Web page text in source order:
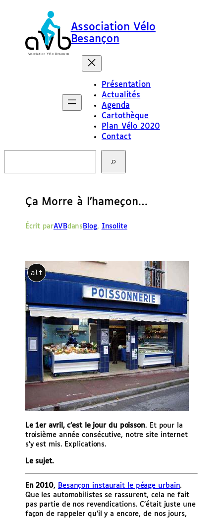
Association Vélo
Besançon
Présentation
Actualités
Agenda
Cartothèque
Plan Vélo 2020
Contact
c
Ça Morre à l’hameçon…
Écrit parAVBdans Blog, Insolite
alt
Le 1er avril, c’est le jour du poisson. Et pour la
troisième année consécutive, notre site internet
s’y est mis. Explications.
Le sujet.
En 2010, Besançon instaurait le péage urbain.
Que les automobilistes se rassurent, cela ne fait
pas partie de nos revendications. C’était juste une
façon de rappeler qu’il y a encore, de nos jours,